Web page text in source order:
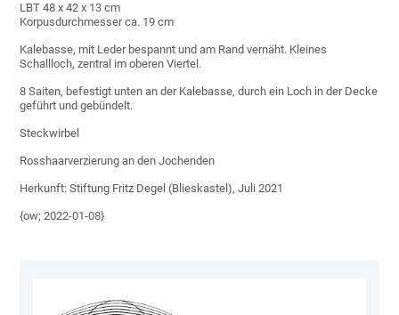
LBT 48 x 42 x 13 cm
Korpusdurchmesser ca. 19 cm
Kalebasse, mit Leder bespannt und am Rand vernäht. Kleines
Schallloch, zentral im oberen Viertel.
8 Saiten, befestigt unten an der Kalebasse, durch ein Loch in der Decke
geführt und gebündelt.
Steckwirbel
Rosshaarverzierung an den Jochenden
Herkunft: Stiftung Fritz Degel (Blieskastel), Juli 2021
{ow; 2022-01-08}